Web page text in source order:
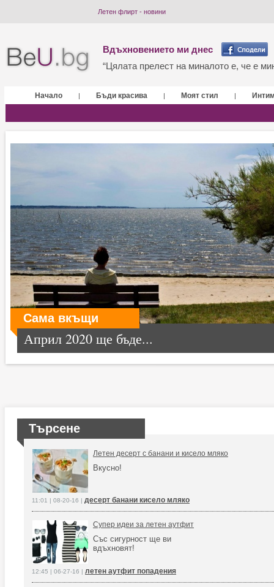
Летен флирт - новини
Вдъхновението ми днес
“Цялата прелест на миналото е, че е
Начало | Бъди красива | Моят стил |
Сама вкъщи
Април 2020 ще бъде...
Търсене
Летен десерт с банани и кисело мляко
Вкусно!
11:01 | 08-20-16 | десерт банани кисело мляко
Супер идеи за летен аутфит
Със сигурност ще ви
вдъхновят!
12:45 | 06-27-16 | летен аутфит попадения